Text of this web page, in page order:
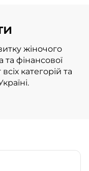
жіночого
та фінансової
категорій та